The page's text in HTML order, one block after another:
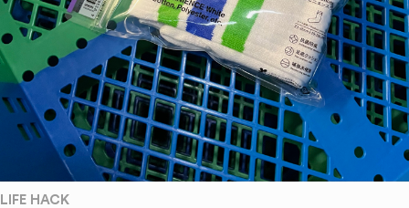
LIFE HACK